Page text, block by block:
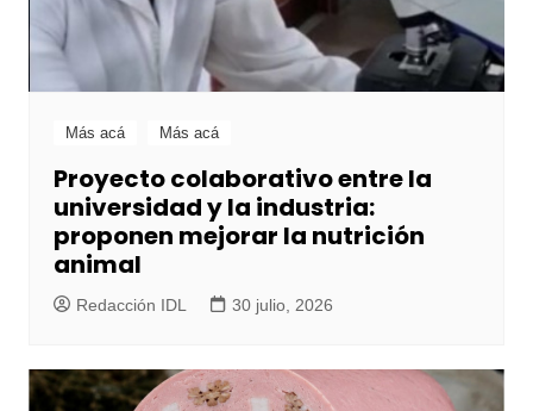
Más acá Más acá
Proyecto colaborativo entre la
universidad y la industria:
proponen mejorar la nutrición
animal
Redacción IDL 30 julio, 2026